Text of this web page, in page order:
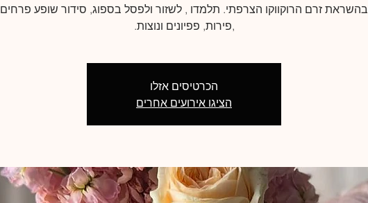
בהשראת זרם הרוקווקו הצרפתי. תלמדו , לשזור ולפסל בספוג, סידור שופע פרחים
,פירות, פפיונים ונוצות.
הכרטיסים אזלו
הציגו אירועים אחרים